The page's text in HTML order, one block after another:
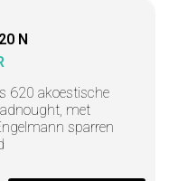
N
620 akoestische
met
sparren